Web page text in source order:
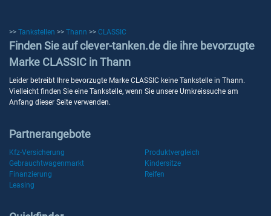
>> Tankstellen >> Thann >> CLASSIC
Finden Sie auf clever-tanken.de die ihre bevorzugte
Marke CLASSIC in Thann
Leider betreibt Ihre bevorzugte Marke CLASSIC keine Tankstelle in Thann.
Vielleicht finden Sie eine Tankstelle, wenn Sie unsere Umkreissuche am
Anfang dieser Seite verwenden.
Partnerangebote
Kfz-Versicherung
Produktvergleich
Gebrauchtwagenmarkt
Kindersitze
Finanzierung
Reifen
Leasing